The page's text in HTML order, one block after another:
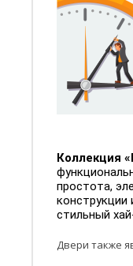
Коллекция
простота,
конструкции
стильный
Двери также